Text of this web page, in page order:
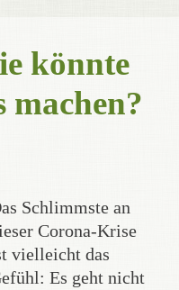
könnte
machen?
Schlimmste an
Corona-Krise
vielleicht das
Es geht nicht